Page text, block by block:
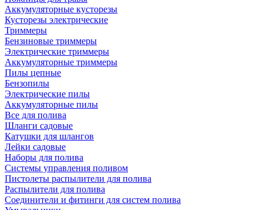
Аккумуляторные кусторезы
Кусторезы электрические
Триммеры
Бензиновые триммеры
Электрические триммеры
Аккумуляторные триммеры
Пилы цепные
Бензопилы
Электрические пилы
Аккумуляторные пилы
Все для полива
Шланги садовые
Катушки для шлангов
Лейки садовые
Наборы для полива
Системы управления поливом
Пистолеты распылители для полива
Распылители для полива
Соединители и фитинги для систем полива